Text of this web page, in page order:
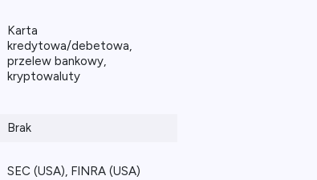
Karta
kredytowa/debetowa,
przelew bankowy,
kryptowaluty
Brak
SEC (USA), FINRA (USA)